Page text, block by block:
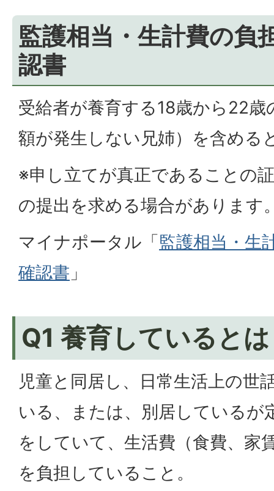
監護相当・生計費の負
認書
受給者が養育する18歳から22歳
額が発生しない兄姉）を含める
※申し立てが真正であることの
の提出を求める場合があります
マイナポータル「監護相当・生
確認書 」
Q1 養育していると
児童と同居し、日常生活上の世
いる、または、別居しているが
をしていて、生活費（食費、家
を負担していること。